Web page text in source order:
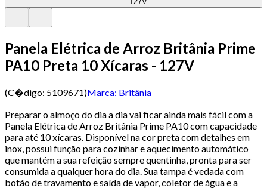
Panela Elétrica de Arroz Britânia Prime
PA10 Preta 10 Xícaras - 127V
(C�digo: 5109671)Marca: Britânia
Preparar o almoço do dia a dia vai ficar ainda mais fácil com a
Panela Elétrica de Arroz Britânia Prime PA10 com capacidade
para até 10 xícaras. Disponível na cor preta com detalhes em
inox, possui função para cozinhar e aquecimento automático
que mantém a sua refeição sempre quentinha, pronta para ser
consumida a qualquer hora do dia. Sua tampa é vedada com
botão de travamento e saída de vapor, coletor de água e a